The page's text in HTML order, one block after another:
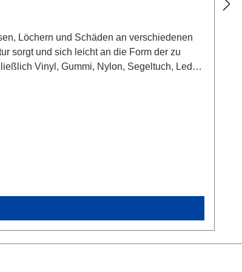
Löchern und Schäden an verschiedenen
sorgt und sich leicht an die Form der zu
Vinyl, Gummi, Nylon, Segeltuch, Leder,
Gegenstände zu verlängern.Typ A ist
A kann auf nachfolgenden Materialien
Airtex Tuch /
/ DacronDrachen / Coopers /
/ Polyester /